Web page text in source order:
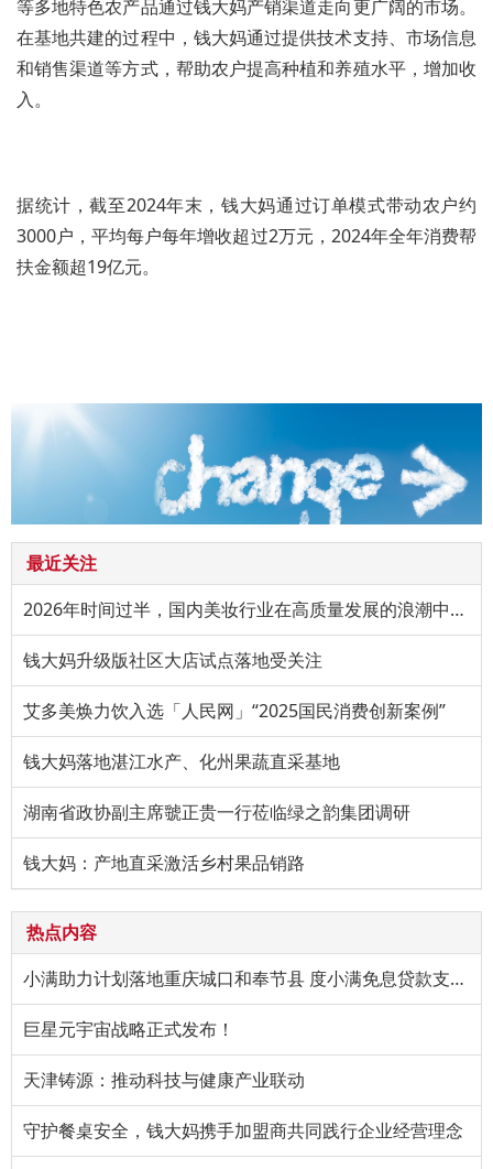
等多地特色农产品通过钱大妈产销渠道走向更广阔的市场。
在基地共建的过程中，钱大妈通过提供技术支持、市场信息
和销售渠道等方式，帮助农户提高种植和养殖水平，增加收
入。
据统计，截至2024年末，钱大妈通过订单模式带动农户约
3000户，平均每户每年增收超过2万元，2024年全年消费帮
扶金额超19亿元。
最近关注
2026年时间过半，国内美妆行业在高质量发展的浪潮中持续进阶。
钱大妈升级版社区大店试点落地受关注
艾多美焕力饮入选「人民网」“2025国民消费创新案例”
钱大妈落地湛江水产、化州果蔬直采基地
湖南省政协副主席虢正贵一行莅临绿之韵集团调研
钱大妈：产地直采激活乡村果品销路
热点内容
小满助力计划落地重庆城口和奉节县 度小满免息贷款支持特色产
巨星元宇宙战略正式发布！
天津铸源：推动科技与健康产业联动
守护餐桌安全，钱大妈携手加盟商共同践行企业经营理念